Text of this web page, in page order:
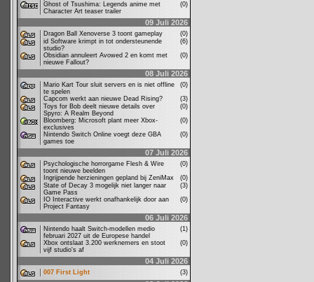
Ghost of Tsushima: Legends anime met
Character Art teaser trailer
(0)
09 Juli 2026
Dragon Ball Xenoverse 3 toont gameplay
(0)
id Software krimpt in tot ondersteunende
studio?
(6)
Obsidian annuleert Avowed 2 en komt met
nieuwe Fallout?
(0)
08 Juli 2026
Mario Kart Tour sluit servers en is niet offline
te spelen
(0)
Capcom werkt aan nieuwe Dead Rising?
(3)
Toys for Bob deelt nieuwe details over
Spyro: A Realm Beyond
(0)
Bloomberg: Microsoft plant meer Xbox-
exclusives
(0)
Nintendo Switch Online voegt deze GBA
games toe
(0)
07 Juli 2026
Psychologische horrorgame Flesh & Wire
toont nieuwe beelden
(0)
Ingrijpende herzieningen gepland bij ZeniMax
(0)
State of Decay 3 mogelijk niet langer naar
Game Pass
(3)
IO Interactive werkt onafhankelijk door aan
Project Fantasy
(0)
06 Juli 2026
Nintendo haalt Switch-modellen medio
februari 2027 uit de Europese handel
(1)
Xbox ontslaat 3.200 werknemers en stoot
vijf studio's af
(0)
04 Juli 2026
007 First Light (3)